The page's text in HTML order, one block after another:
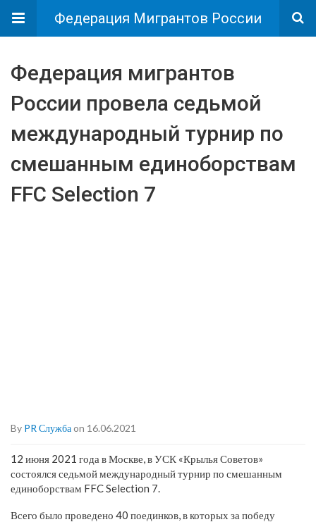
Федерация Мигрантов России
Федерация мигрантов
России провела седьмой
международный турнир по
смешанным единоборствам
FFC Selection 7
By PR Службаon 16.06.2021
12 июня 2021 года в Москве, в УСК «Крылья Советов»
состоялся седьмой международный турнир по смешанным
единоборствам FFC Selection 7.
Всего было проведено 40 поединков, в которых за победу